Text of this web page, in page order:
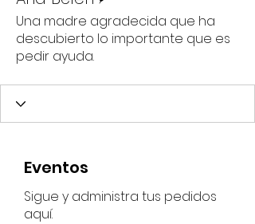
Una madre agradecida que ha
descubierto lo importante que es
pedir ayuda.
Eventos
Sigue y administra tus pedidos
aquí.